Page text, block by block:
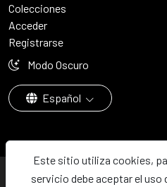
Este sitio utiliza cookies,
servicio debe aceptar el uso
Colecciones
Acceder
Registrarse
Modo Oscuro
Español
© 2026 - Dibujalia ha sido ⚙️ con ♥️